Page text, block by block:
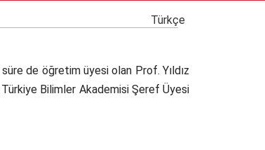
Türkçe
de öğretim üyesi olan Prof. Yıldız
Bilimler Akademisi Şeref Üyesi